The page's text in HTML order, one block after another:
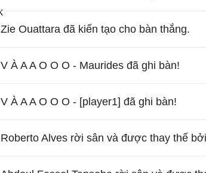
Zie Ouattara đã kiến tạo cho bàn thắng.
V À A A O O O - Maurides đã ghi bàn!
V À A A O O O - [player1] đã ghi bàn!
Roberto Alves rời sân và được thay thế